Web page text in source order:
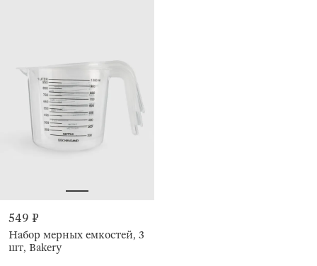
549 ₽
Набор мерных емкостей, 3
шт, Bakery